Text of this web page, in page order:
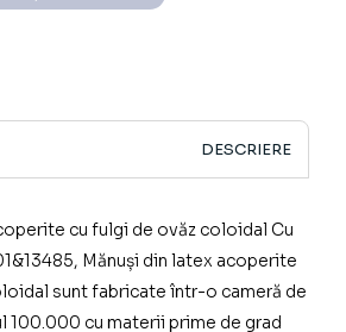
DESCRIERE
cu fulgi de ovăz coloidal Cu
Mănuși din latex acoperite
sunt fabricate într-o cameră de
100.000 cu materii prime de grad